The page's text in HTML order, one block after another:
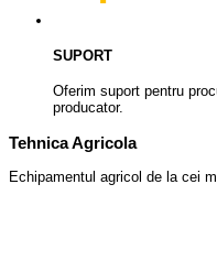
SUPORT
Oferim suport pentru
producator.
Tehnica Agricola
Echipamentul agricol de la cei